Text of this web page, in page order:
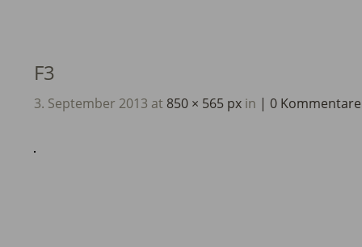
F3
3. September 2013 at 850 × 565 px in 0 Kommentare